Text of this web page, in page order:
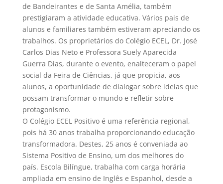
de Bandeirantes e de Santa Amélia, também
prestigiaram a atividade educativa. Vários pais de
alunos e familiares também estiveram apreciando os
trabalhos. Os proprietários do Colégio ECEL, Dr. José
Carlos Dias Neto e Professora Suely Aparecida
Guerra Dias, durante o evento, enalteceram o papel
social da Feira de Ciências, já que propicia, aos
alunos, a oportunidade de dialogar sobre ideias que
possam transformar o mundo e refletir sobre
protagonismo.
O Colégio ECEL Positivo é uma referência regional,
pois há 30 anos trabalha proporcionando educação
transformadora. Destes, 25 anos é conveniada ao
Sistema Positivo de Ensino, um dos melhores do
país. Escola Bilíngue, trabalha com carga horária
ampliada em ensino de Inglês e Espanhol, desde a